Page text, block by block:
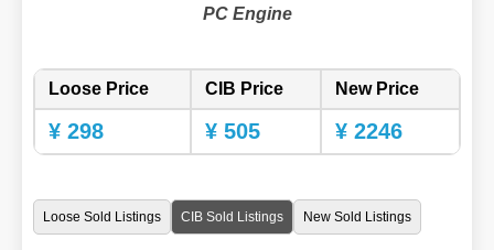
PC Engine
Loose Price CIB Price New Price
¥ 298 ¥ 505 ¥ 2246
Loose Sold Listings CIB Sold Listings New Sold Listings